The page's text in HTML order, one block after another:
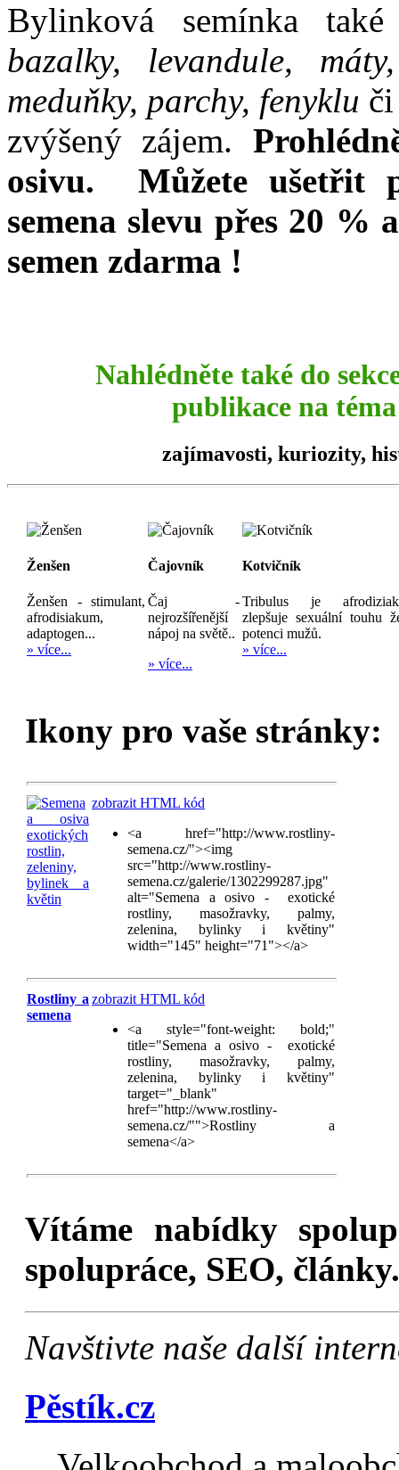
Bylinková semínka
bazalky, levandule,
meduňky, parchy, fenyklu
zvýšený zájem.
osivu. Můžete ušetřit
semena slevu přes 20 %
semen zdarma !
Nahlédněte také do
publikace na
zajímavosti, kuriozity,
Ženšen
Ženšen - stimulant,
afrodisiakum,
adaptogen...
» více...
Čajovník
Čaj -
nejrozšířenější
nápoj na světě..
» více...
Kotvičník
Tribulus je
zlepšuje sexuální touhu
potenci mužů.
» více...
Ikony pro vaše stránky:
zobrazit HTML kód
<a href="http://www.rostliny-
semena.cz/"><img
src="http://www.rostliny-
semena.cz/galerie/1302299287.jpg"
alt="Semena a osivo - exotické
rostliny, masožravky, palmy,
zelenina, bylinky i květiny"
width="145" height="71"></a>
Rostliny a
semena
zobrazit HTML kód
<a style="font-weight: bold;"
title="Semena a osivo - exotické
rostliny, masožravky, palmy,
zelenina, bylinky i květiny"
target="_blank"
href="http://www.rostliny-
semena.cz/"">Rostliny a
semena</a>
Vítáme nabídky
spolupráce, SEO,
Navštivte naše další
Pěstík.cz